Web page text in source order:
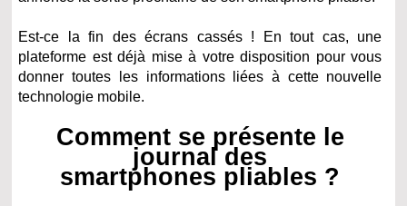
Est-ce la fin des écrans cassés ! En tout cas, une
plateforme est déjà mise à votre disposition pour vous
donner toutes les informations liées à cette nouvelle
technologie mobile.
Comment se présente le
journal des
smartphones pliables ?